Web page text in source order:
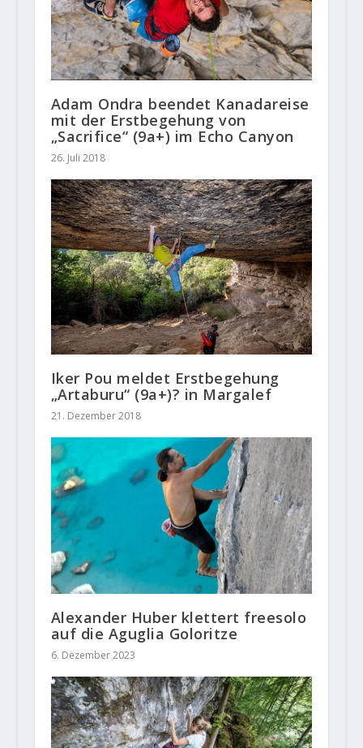
Adam Ondra beendet Kanadareise
mit der Erstbegehung von
„Sacrifice“ (9a+) im Echo Canyon
26. Juli 2018
Iker Pou meldet Erstbegehung
„Artaburu“ (9a+)? in Margalef
21. Dezember 2018
Alexander Huber klettert freesolo
auf die Aguglia Goloritze
6. Dezember 2023